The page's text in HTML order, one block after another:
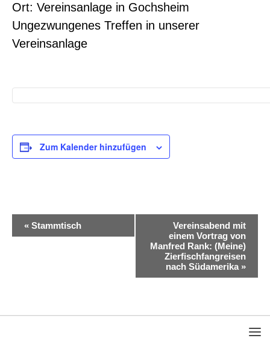
Ort: Vereinsanlage in Gochsheim
Ungezwungenes Treffen in unserer
Vereinsanlage
Zum Kalender hinzufügen
e
s
« Stammtisch
Vereinsabend mit
einem Vortrag von
Manfred Rank: (Meine)
Zierfischfangreisen
nach Südamerika »